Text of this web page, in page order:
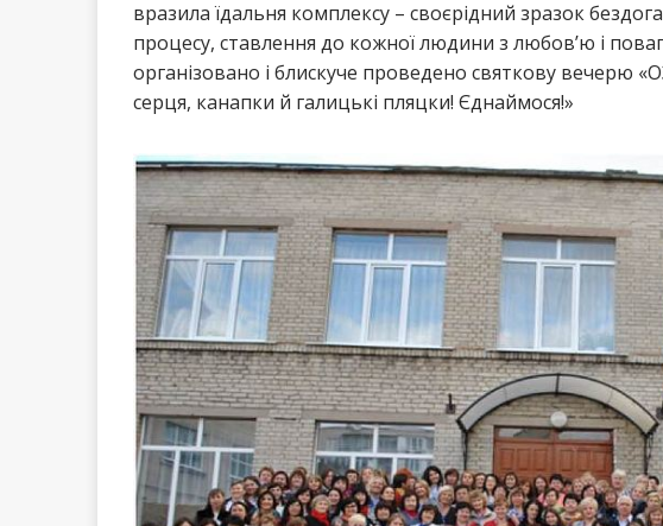
вразила їдальня комплексу – своєрідний зразок
процесу, ставлення до кожної людини з любов’ю і
організовано і блискуче проведено святкову вечерю
серця, канапки й галицькі пляцки! Єднаймося!»